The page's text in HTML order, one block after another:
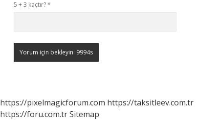
5 + 3 kaçtır?*
https://pixelmagicforum.com https://taksitleev.com.tr
https://foru.com.trSitemap